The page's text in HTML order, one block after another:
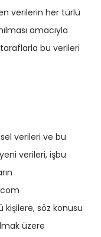
verilerin her türlü
amacıyla
bu verileri
verileri ve bu
verileri, işbu
söz konusu
üzere